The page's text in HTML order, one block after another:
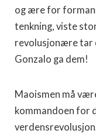
og ære for
tenkning, viste
revolusjonære tar
Gonzalo ga dem!
Maoismen må
kommandoen for